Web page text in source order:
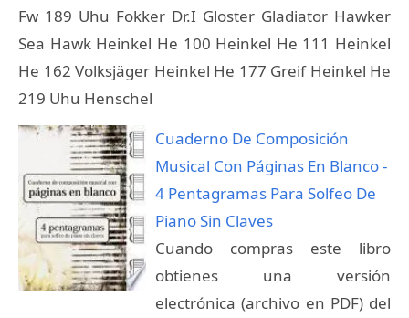
Fw 189 Uhu Fokker Dr.I Gloster Gladiator Hawker
Sea Hawk Heinkel He 100 Heinkel He 111 Heinkel
He 162 Volksjäger Heinkel He 177 Greif Heinkel He
219 Uhu Henschel
Cuaderno De Composición
Musical Con Páginas En Blanco -
4 Pentagramas Para Solfeo De
Piano Sin Claves
Cuando compras este libro
obtienes una versión
electrónica (archivo en PDF) del